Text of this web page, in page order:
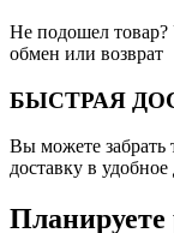
Не подошел товар?
обмен или возврат
БЫСТРАЯ
Вы можете забрать
доставку в
Планируете